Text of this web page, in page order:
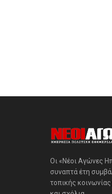
Οι «Νέοι Αγώνες
συναπτά έτη
τοπικής